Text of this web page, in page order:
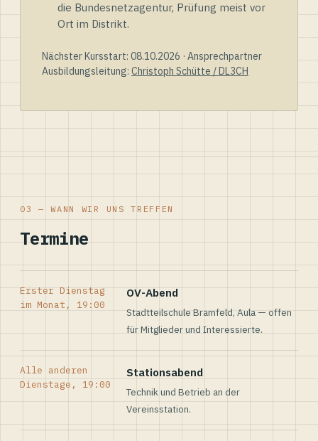
die Bundesnetzagentur, Prüfung meist vor
Ort im Distrikt.
Nächster Kursstart: 08.10.2026 · Ansprechpartner
Ausbildungsleitung: Christoph Schütte / DL3CH
03 — WANN WIR UNS TREFFEN
Termine
Erster Dienstag
im Monat, 19:00
OV-Abend
Stadtteilschule Bramfeld, Aula — offen
für Mitglieder und Interessierte.
Alle anderen
Dienstage, 19:00
Stationsabend
Technik und Betrieb an der
Vereinsstation.